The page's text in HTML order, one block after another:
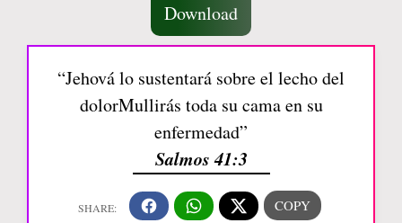
Download
“Jehová lo sustentará sobre el lecho del
dolorMullirás toda su cama en su
enfermedad”
Salmos 41:3